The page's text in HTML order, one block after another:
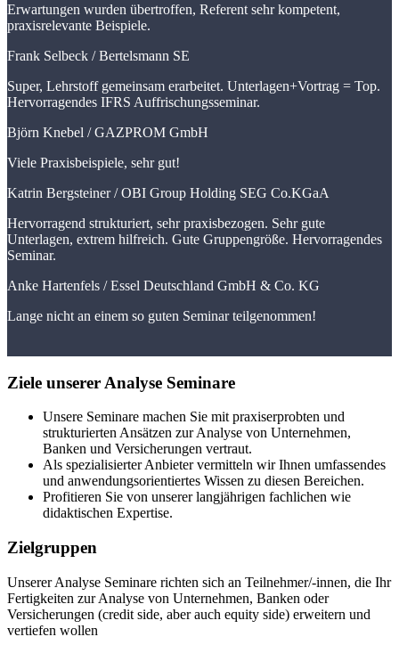
Erwartungen wurden übertroffen, Referent sehr kompetent,
praxisrelevante Beispiele.
Frank Selbeck /Bertelsmann SE
Super, Lehrstoff gemeinsam erarbeitet. Unterlagen+Vortrag = Top.
Hervorragendes IFRS Auffrischungsseminar.
Björn Knebel /GAZPROM GmbH
Viele Praxisbeispiele, sehr gut!
Katrin Bergsteiner /OBI Group Holding SEG Co.KGaA
Hervorragend strukturiert, sehr praxisbezogen. Sehr gute
Unterlagen, extrem hilfreich. Gute Gruppengröße. Hervorragendes
Seminar.
Anke Hartenfels /Essel Deutschland GmbH & Co. KG
Lange nicht an einem so guten Seminar teilgenommen!
Ziele unserer Analyse Seminare
Unsere Seminare machen Sie mit praxiserprobten und
strukturierten Ansätzen zur Analyse von Unternehmen,
Banken und Versicherungen vertraut.
Als spezialisierter Anbieter vermitteln wir Ihnen umfassendes
und anwendungsorientiertes Wissen zu diesen Bereichen.
Profitieren Sie von unserer langjährigen fachlichen wie
didaktischen Expertise.
Zielgruppen
Unserer Analyse Seminare richten sich an Teilnehmer/-innen, die Ihr
Fertigkeiten zur Analyse von Unternehmen, Banken oder
Versicherungen (credit side, aber auch equity side) erweitern und
vertiefen wollen